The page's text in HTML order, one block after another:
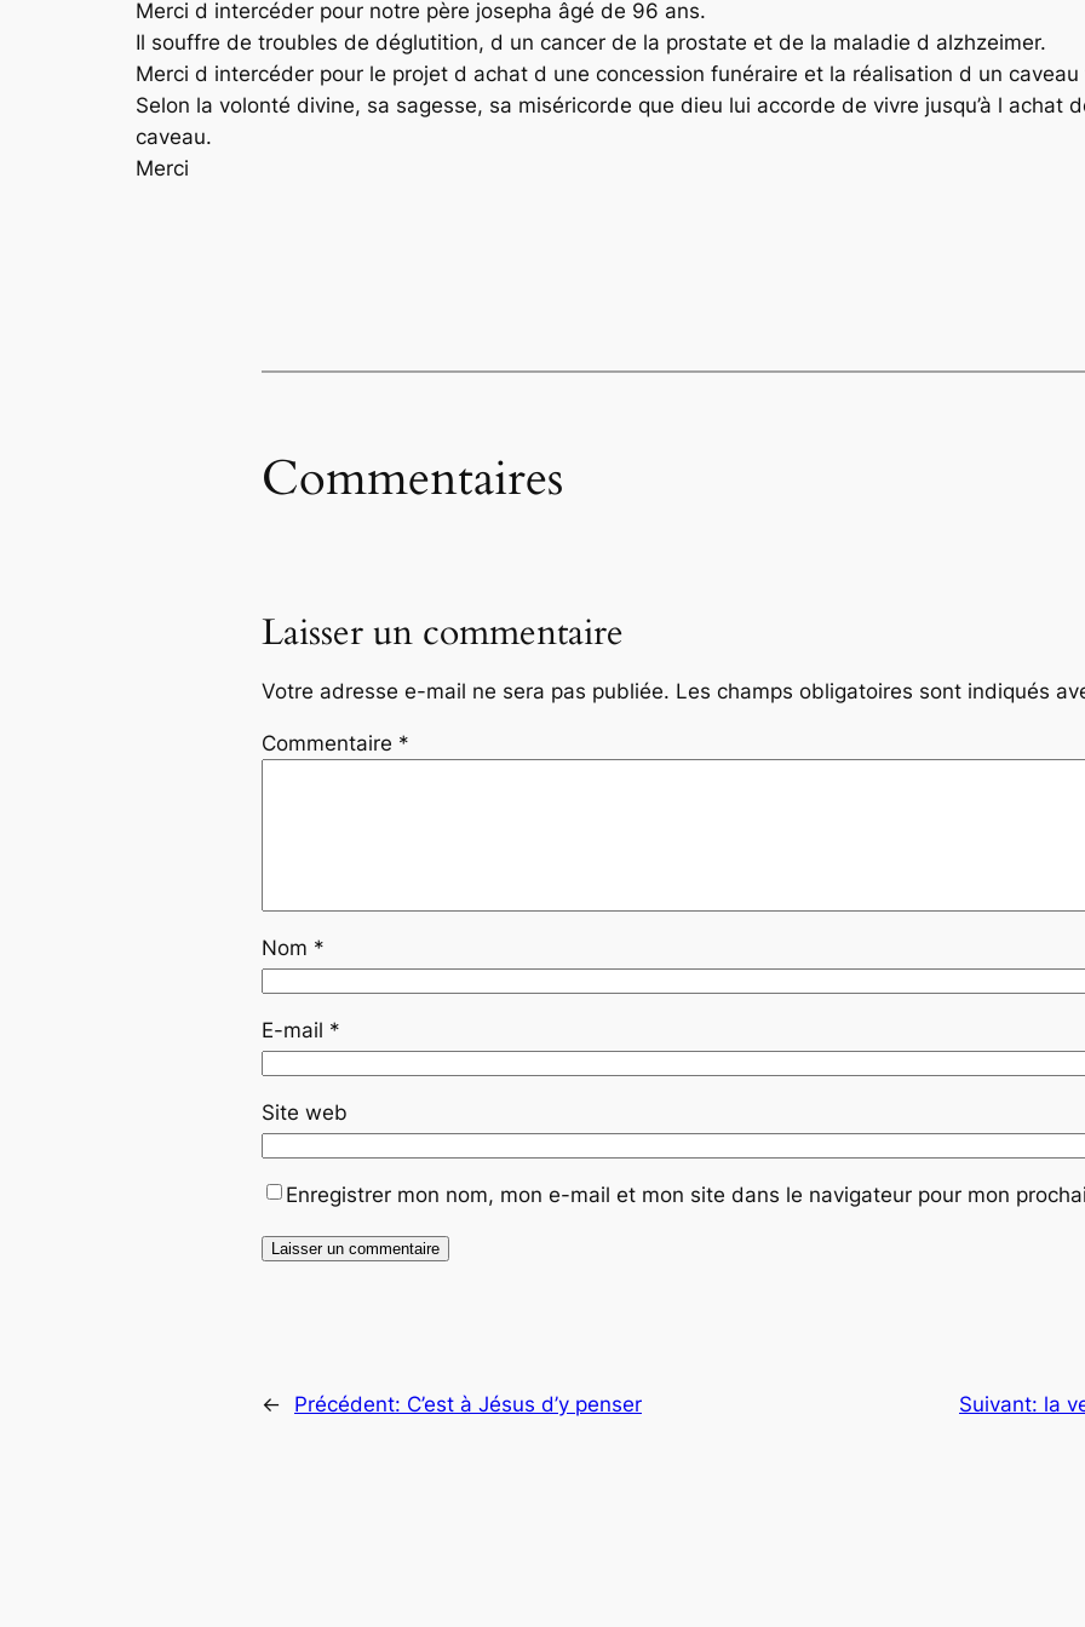
Merci d intercéder pour notre père josepha âgé de 96 ans.
Il souffre de troubles de déglutition, d un cancer de la prostate et de la maladie d alzhzeimer.
Merci d intercéder pour le projet d achat d une concession funéraire et la réalisation d un
Selon la volonté divine, sa sagesse, sa miséricorde que dieu lui accorde de vivre jusqu’à l achat
caveau.
Merci
Commentaires
Laisser un commentaire
Votre adresse e-mail ne sera pas publiée. Les champs obligatoires sont indiqués
Commentaire *
Nom *
E-mail *
Site web
Enregistrer mon nom, mon e-mail et mon site dans le navigateur pour mon
← Précédent: C’est à Jésus d’y penser Suivant: la